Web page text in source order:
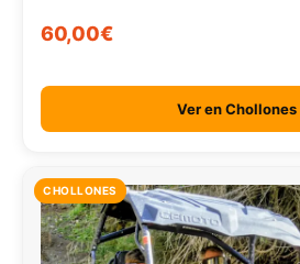
60,00€
Ver en Chollones
CHOLLONES